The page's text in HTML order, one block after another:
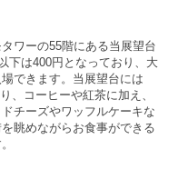
ワーの55階にある当展望台
下は400円となっており、大
できます。当展望台には
、コーヒーや紅茶に加え、
チーズやワッフルケーキな
眺めながらお食事ができる